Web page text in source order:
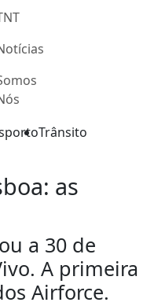
Trânsito
as
a 30 de
A primeira
Airforce.